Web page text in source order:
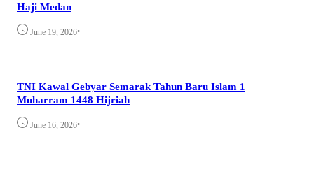
Haji Medan
June 19, 2026•
TNI Kawal Gebyar Semarak Tahun Baru Islam 1
Muharram 1448 Hijriah
June 16, 2026•